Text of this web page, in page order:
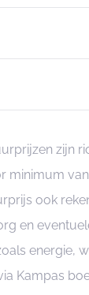
zijn
minimum van
ook
en
energie,
Kampas